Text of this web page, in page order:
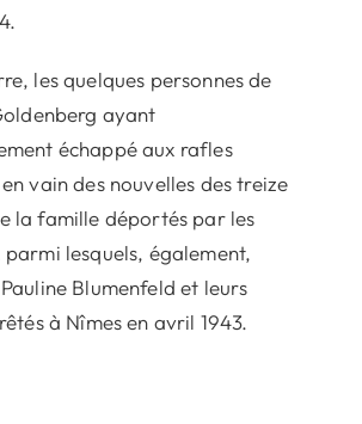
les quelques personnes de
ayant
échappé aux rafles
vain des nouvelles des treize
la famille déportés par les
lesquels, également,
Blumenfeld et leurs
à Nîmes en avril 1943.